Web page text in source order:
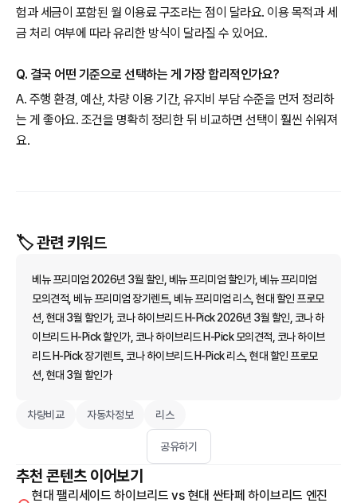
험과 세금이 포함된 월 이용료 구조라는 점이 달라요. 이용 목적과 세
금 처리 여부에 따라 유리한 방식이 달라질 수 있어요.
Q. 결국 어떤 기준으로 선택하는 게 가장 합리적인가요?
A. 주행 환경, 예산, 차량 이용 기간, 유지비 부담 수준을 먼저 정리하
는 게 좋아요. 조건을 명확히 정리한 뒤 비교하면 선택이 훨씬 쉬워져
요.
🏷️ 관련 키워드
베뉴 프리미엄 2026년 3월 할인, 베뉴 프리미엄 할인가, 베뉴 프리미엄
모의견적, 베뉴 프리미엄 장기렌트, 베뉴 프리미엄 리스, 현대 할인 프로모
션, 현대 3월 할인가, 코나 하이브리드 H-Pick 2026년 3월 할인, 코나 하
이브리드 H-Pick 할인가, 코나 하이브리드 H-Pick 모의견적, 코나 하이브
리드 H-Pick 장기렌트, 코나 하이브리드 H-Pick 리스, 현대 할인 프로모
션, 현대 3월 할인가
차량비교 자동차정보 리스
공유하기
추천 콘텐츠 이어보기
현대 팰리세이드 하이브리드 vs 현대 싼타페 하이브리드 엔진